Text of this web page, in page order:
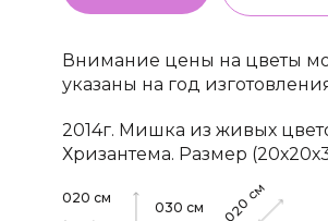
Внимание цены на цветы
указаны на год
2014г. Мишка из живых
Хризантема. Размер
020 см
030 см 020
см